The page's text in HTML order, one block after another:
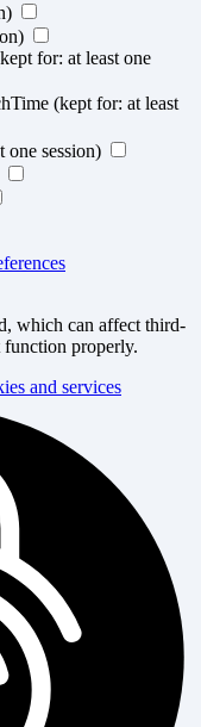
for: at least one
(kept for: at least
one session)
which can affect third-
function properly.
and services